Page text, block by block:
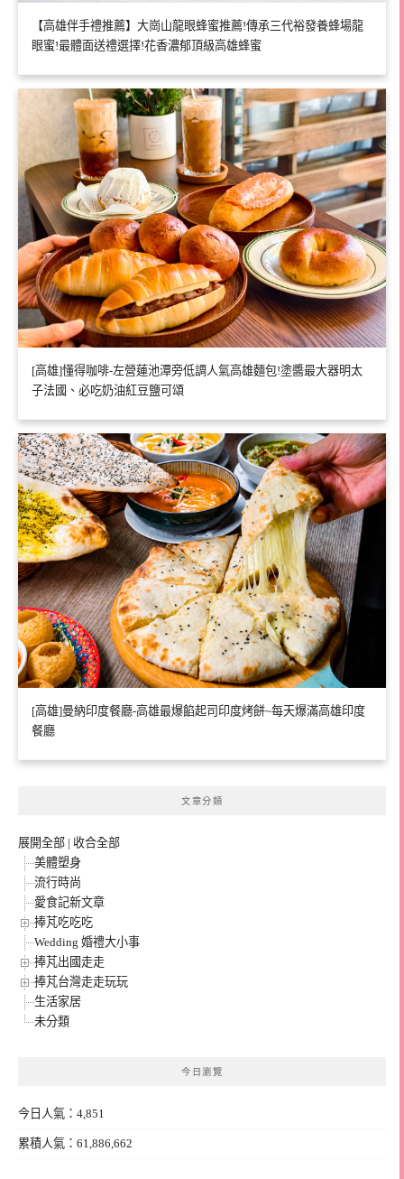
【高雄伴手禮推薦】大崗山龍眼蜂蜜推薦!傳承三代裕發養蜂場龍
眼蜜!最體面送禮選擇!花香濃郁頂級高雄蜂蜜
[高雄]懂得咖啡-左營蓮池潭旁低調人氣高雄麵包!塗醬最大器明太
子法國、必吃奶油紅豆鹽可頌
[高雄]曼納印度餐廳-高雄最爆餡起司印度烤餅~每天爆滿高雄印度
餐廳
文章分類
展開全部 | 收合全部
美體塑身
流行時尚
愛食記新文章
捧芃吃吃吃
Wedding 婚禮大小事
捧芃出國走走
捧芃台灣走走玩玩
生活家居
未分類
今日瀏覽
今日人氣：4,851
累積人氣：61,886,662